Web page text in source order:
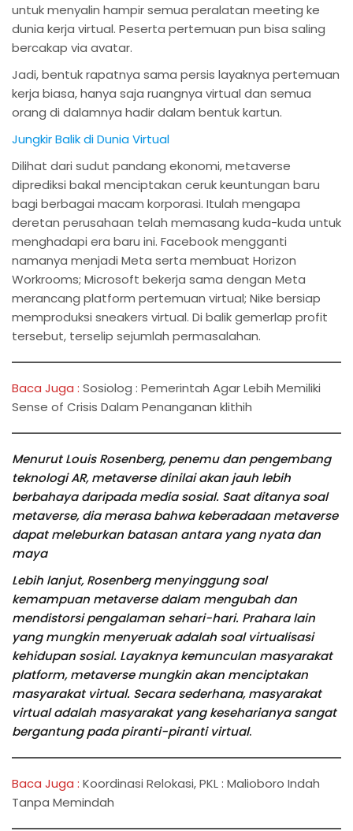
untuk menyalin hampir semua peralatan meeting ke
dunia kerja virtual. Peserta pertemuan pun bisa saling
bercakap via avatar.
Jadi, bentuk rapatnya sama persis layaknya pertemuan
kerja biasa, hanya saja ruangnya virtual dan semua
orang di dalamnya hadir dalam bentuk kartun.
Jungkir Balik di Dunia Virtual
Dilihat dari sudut pandang ekonomi, metaverse
diprediksi bakal menciptakan ceruk keuntungan baru
bagi berbagai macam korporasi. Itulah mengapa
deretan perusahaan telah memasang kuda-kuda untuk
menghadapi era baru ini. Facebook mengganti
namanya menjadi Meta serta membuat Horizon
Workrooms; Microsoft bekerja sama dengan Meta
merancang platform pertemuan virtual; Nike bersiap
memproduksi sneakers virtual. Di balik gemerlap profit
tersebut, terselip sejumlah permasalahan.
Baca Juga : Sosiolog : Pemerintah Agar Lebih Memiliki
Sense of Crisis Dalam Penanganan klithih
Menurut Louis Rosenberg, penemu dan pengembang
teknologi AR, metaverse dinilai akan jauh lebih
berbahaya daripada media sosial. Saat ditanya soal
metaverse, dia merasa bahwa keberadaan metaverse
dapat meleburkan batasan antara yang nyata dan
maya
Lebih lanjut, Rosenberg menyinggung soal
kemampuan metaverse dalam mengubah dan
mendistorsi pengalaman sehari-hari. Prahara lain
yang mungkin menyeruak adalah soal virtualisasi
kehidupan sosial. Layaknya kemunculan masyarakat
platform, metaverse mungkin akan menciptakan
masyarakat virtual. Secara sederhana, masyarakat
virtual adalah masyarakat yang keseharianya sangat
bergantung pada piranti-piranti virtual.
Baca Juga : Koordinasi Relokasi, PKL : Malioboro Indah
Tanpa Memindah